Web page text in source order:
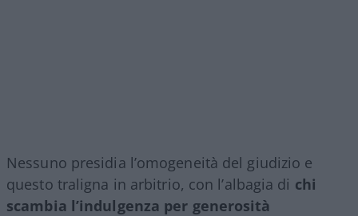
Nessuno presidia l’omogeneità del giudizio e
questo traligna in arbitrio, con l’albagia di chi
scambia l’indulgenza per generosità